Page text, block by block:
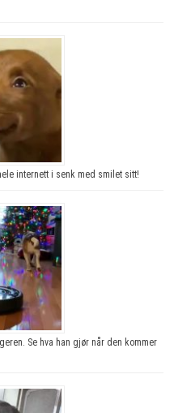
internett i senk med smilet sitt!
Se hva han gjør når den kommer